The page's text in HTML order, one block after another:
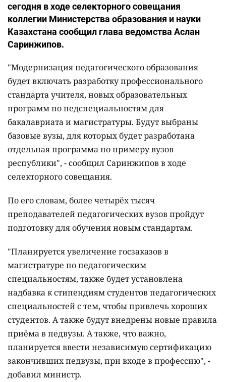
сегодня в ходе селекторного совещания
коллегии Министерства образования и науки
Казахстана сообщил глава ведомства Аслан
Саринжипов.
"Модернизация педагогического образования
будет включать разработку профессионального
стандарта учителя, новых образовательных
программ по педспециальностям для
бакалавриата и магистратуры. Будут выбраны
базовые вузы, для которых будет разработана
отдельная программа по примеру вузов
республики", - сообщил Саринжипов в ходе
селекторного совещания.
По его словам, более четырёх тысяч
преподавателей педагогических вузов пройдут
подготовку для обучения новым стандартам.
"Планируется увеличение госзаказов в
магистратуре по педагогическим
специальностям, также будет установлена
надбавка к стипендиям студентов педагогических
специальностей с тем, чтобы привлечь хороших
студентов. А также будут внедрены новые правила
приёма в педвузы. А также, что важно,
планируется ввести независимую сертификацию
закончивших педвузы, при входе в профессию", -
добавил министр.